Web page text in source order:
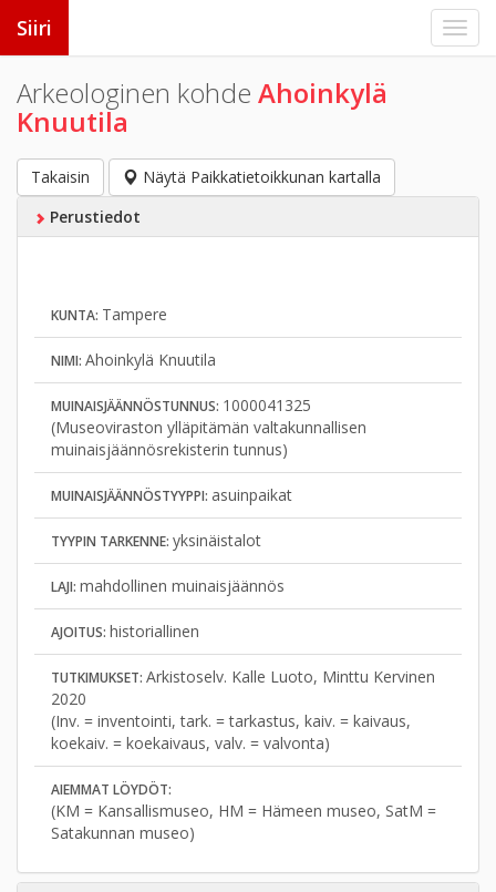
Siiri
Arkeologinen kohde Ahoinkylä
Knuutila
Takaisin
Näytä Paikkatietoikkunan kartalla
Perustiedot
KUNTA: Tampere
NIMI: Ahoinkylä Knuutila
MUINAISJÄÄNNÖSTUNNUS: 1000041325
(Museoviraston ylläpitämän valtakunnallisen
muinaisjäännösrekisterin tunnus)
MUINAISJÄÄNNÖSTYYPPI: asuinpaikat
TYYPIN TARKENNE: yksinäistalot
LAJI: mahdollinen muinaisjäännös
AJOITUS: historiallinen
TUTKIMUKSET: Arkistoselv. Kalle Luoto, Minttu Kervinen
2020
(Inv. = inventointi, tark. = tarkastus, kaiv. = kaivaus,
koekaiv. = koekaivaus, valv. = valvonta)
AIEMMAT LÖYDÖT:
(KM = Kansallismuseo, HM = Hämeen museo, SatM =
Satakunnan museo)